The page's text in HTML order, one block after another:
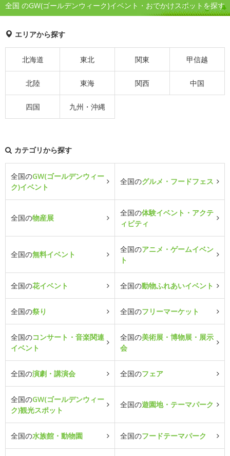
全国 のGW(ゴールデンウィーク)イベント・おでかけスポットを探す
エリアから探す
北海道 東北 関東 甲信越
北陸 東海 関西 中国
四国 九州・沖縄
カテゴリから探す
全国のGW(ゴールデンウィー
ク)イベント
全国のグルメ・フードフェス
全国の物産展
全国の体験イベント・アクテ
ィビティ
全国の無料イベント
全国のアニメ・ゲームイベン
ト
全国の花イベント 全国の動物ふれあいイベント
全国の祭り 全国のフリーマーケット
全国のコンサート・音楽関連
イベント
全国の美術展・博物展・展示
会
全国の演劇・講演会 全国のフェア
全国のGW(ゴールデンウィー
ク)観光スポット
全国の遊園地・テーマパーク
全国の水族館・動物園 全国のフードテーマパーク